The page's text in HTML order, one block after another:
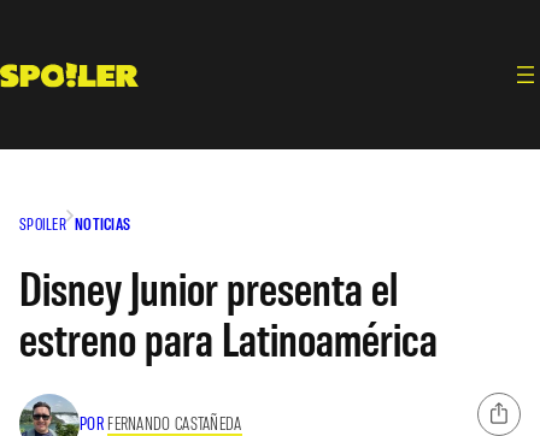
contenido
SPOILER NOTICIAS
Disney Junior presenta el
estreno para Latinoamérica
POR FERNANDO CASTAÑEDA